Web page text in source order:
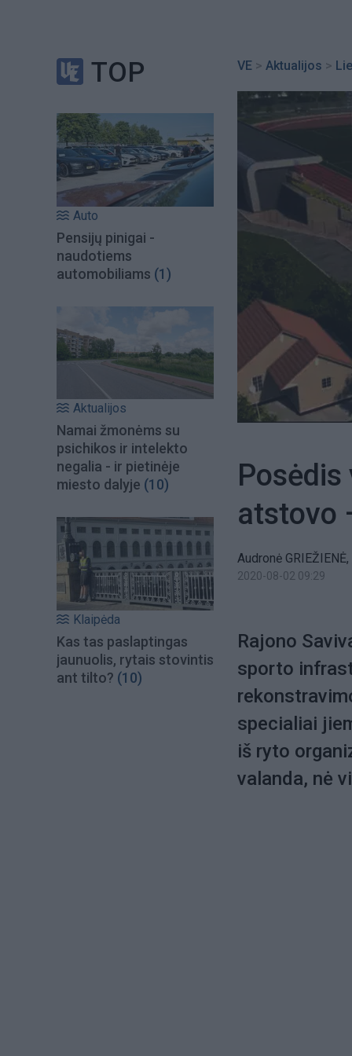
TOP
Auto
Pensijų pinigai -
naudotiems
automobiliams (1)
Aktualijos
Namai žmonėms su
psichikos ir intelekto
negalia - ir pietinėje
miesto dalyje (10)
Klaipėda
Kas tas paslaptingas
jaunuolis, rytais stovintis
ant tilto? (10)
VE > Aktualijos >
atstovo
Audronė
2020-08-02 09:29
Rajono
sporto
specialiai
iš ryto
valanda, nė